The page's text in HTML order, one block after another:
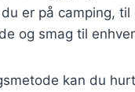
er på camping,
og smag til
kan du